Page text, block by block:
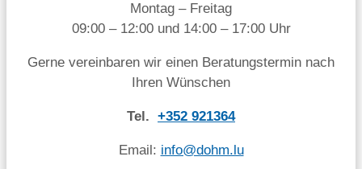
Montag – Freitag
09:00 – 12:00 und 14:00 – 17:00 Uhr
Gerne vereinbaren wir einen Beratungstermin nach
Ihren Wünschen
Tel. +352 921364
Email: info@dohm.lu